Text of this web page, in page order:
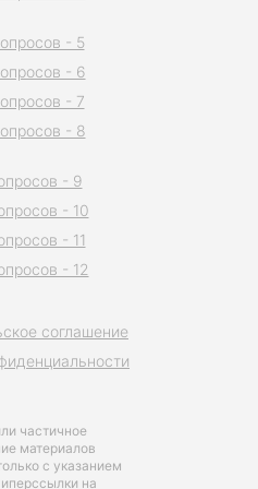
частичное
материалов
с указанием
на
соглашение
- 5
- 6
- 7
- 8
- 9
- 10
- 11
- 12